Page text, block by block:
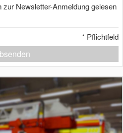
zur Newsletter-Anmeldung gelesen
* Pflichtfeld